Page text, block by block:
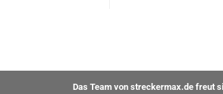
Das Team von streckermax.de freut